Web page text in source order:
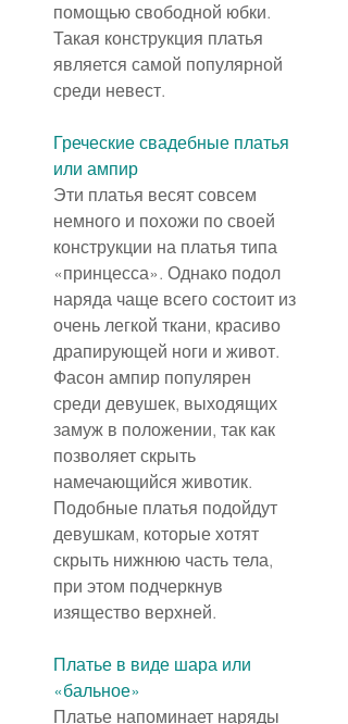
помощью свободной юбки.
Такая конструкция платья
является самой популярной
среди невест.
Греческие свадебные платья
или ампир
Эти платья весят совсем
немного и похожи по своей
конструкции на платья типа
«принцесса». Однако подол
наряда чаще всего состоит из
очень легкой ткани, красиво
драпирующей ноги и живот.
Фасон ампир популярен
среди девушек, выходящих
замуж в положении, так как
позволяет скрыть
намечающийся животик.
Подобные платья подойдут
девушкам, которые хотят
скрыть нижнюю часть тела,
при этом подчеркнув
изящество верхней.
Платье в виде шара или
«бальное»
Платье напоминает наряды